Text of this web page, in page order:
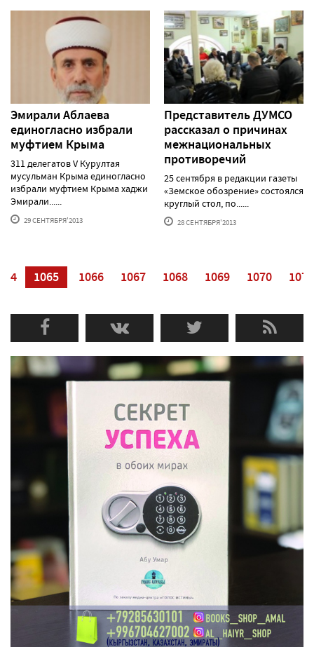
Эмирали Аблаева
единогласно избрали
муфтием Крыма
311 делегатов V Курултая
мусульман Крыма единогласно
избрали муфтием Крыма хаджи
Эмирали......
29 СЕНТЯБРЯ'2013
Представитель ДУМСО
рассказал о причинах
межнациональных
противоречий
25 сентября в редакции газеты
«Земское обозрение» состоялся
круглый стол, по......
28 СЕНТЯБРЯ'2013
1065 1066 1067 1068 1069 1070 1071